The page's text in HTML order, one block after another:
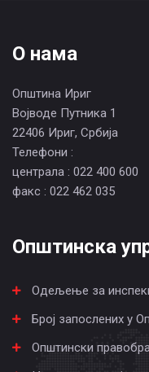
О нама
Општина Ириг
Војводе Путника 1
22406 Ириг, Србија
Телефони :
централа : 022 400 600
факс : 022 462 035
Општинска
Одељење за
Број запослених у
Општински